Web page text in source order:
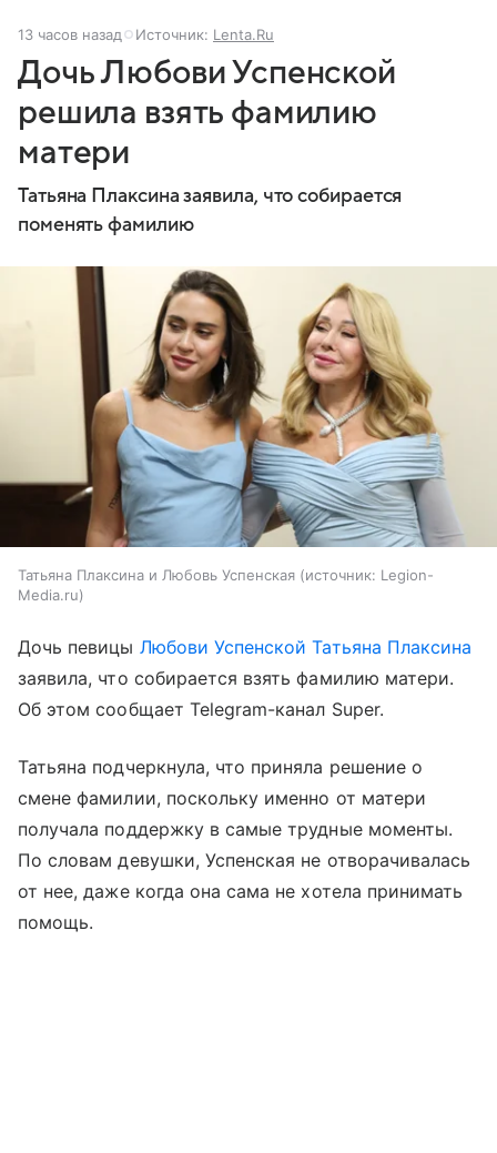
13 часов назад Источник: Lenta.Ru
Дочь Любови Успенской
решила взять фамилию
матери
Татьяна Плаксина заявила, что собирается
поменять фамилию
Татьяна Плаксина и Любовь Успенская источник: Legion-
Media.ru
Дочь певицы Любови Успенской Татьяна Плаксина
заявила, что собирается взять фамилию матери.
Об этом сообщает Telegram-канал Super.
Татьяна подчеркнула, что приняла решение о
смене фамилии, поскольку именно от матери
получала поддержку в самые трудные моменты.
По словам девушки, Успенская не отворачивалась
от нее, даже когда она сама не хотела принимать
помощь.